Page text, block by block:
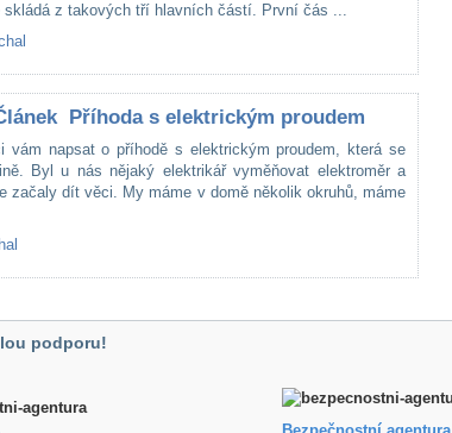
skládá z takových tří hlavních částí. První čás ...
Příhoda s elektrickým proudem
vám napsat o příhodě s elektrickým proudem, která se
Byl u nás nějaký elektrikář vyměňovat elektroměr a
začaly dít věci. My máme v domě několik okruhů, máme
podporu!